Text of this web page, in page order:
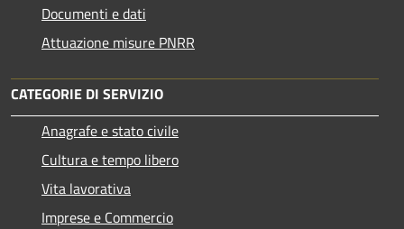
Documenti e dati
Attuazione misure PNRR
CATEGORIE DI SERVIZIO
Anagrafe e stato civile
Cultura e tempo libero
Vita lavorativa
Imprese e Commercio